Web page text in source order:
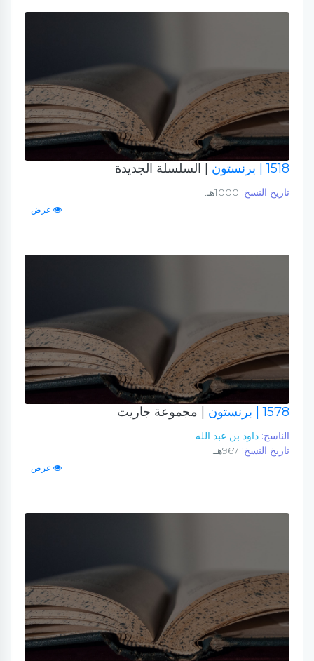
1518 | برنستون | السلسلة الجديدة
تاريخ النسخ:
عرض
1578 | برنستون | مجموعة جاريت
الناسخ: داود بن عبد الله
تاريخ النسخ:
عرض